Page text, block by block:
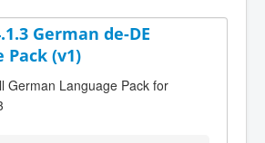
German de-DE
Pack (v1)
German Language Pack for